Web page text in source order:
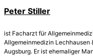
Peter Stiller
ist Facharzt für
Allgemeinmedizin Lechhausen
Augsburg. Er ist ehemaliger